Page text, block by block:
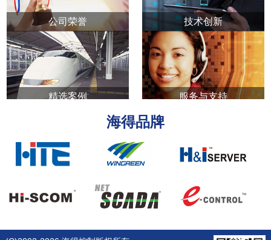
公司荣誉 技术创新
精选案例 服务与支持
海得品牌